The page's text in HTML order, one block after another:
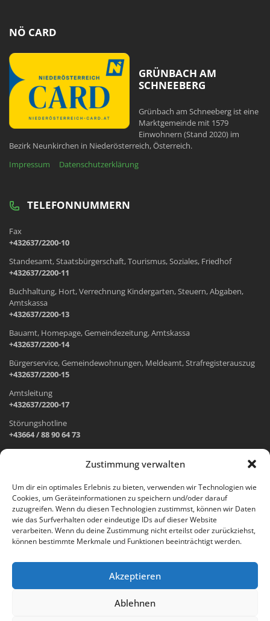
Zustimmung verwalten
Um dir ein optimales Erlebnis zu bieten, verwenden wir Technologien wie
Cookies, um Geräteinformationen zu speichern und/oder darauf
zuzugreifen. Wenn du diesen Technologien zustimmst, können wir Daten
wie das Surfverhalten oder eindeutige IDs auf dieser Website
verarbeiten. Wenn du deine Zustimmung nicht erteilst oder zurückziehst,
können bestimmte Merkmale und Funktionen beeinträchtigt werden.
Akzeptieren
Ablehnen
NÖ CARD
GRÜNBACH AM
SCHNEEBERG
Grünbach am Schneeberg ist eine
Marktgemeinde mit 1579
Einwohnern (Stand 2020) im
Bezirk Neunkirchen in Niederösterreich, Österreich.
Impressum
Datenschutzerklärung
TELEFONNUMMERN
Fax
+432637/2200-10
Standesamt, Staatsbürgerschaft, Tourismus, Soziales, Friedhof
+432637/2200-11
Buchhaltung, Hort, Verrechnung Kindergarten, Steuern, Abgaben,
Amtskassa
+432637/2200-13
Bauamt, Homepage, Gemeindezeitung, Amtskassa
+432637/2200-14
Bürgerservice, Gemeindewohnungen, Meldeamt, Strafregisterauszug
+432637/2200-15
Amtsleitung
+432637/2200-17
Störungshotline
+43664 / 88 90 64 73
Wr. Neustädter Straße 1
2733 Grünbach am Schneeberg
Öffnungszeiten Gemeindeamt:
Montag: 8.00 – 12.00 Uhr und 14.00 – 18.00 Uhr
Freitag: 8.00 – 12.00 Uhr
Email: